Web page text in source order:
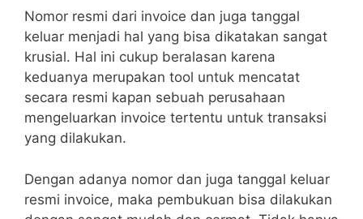
Nomor resmi dari invoice dan juga tanggal
keluar menjadi hal yang bisa dikatakan sangat
krusial. Hal ini cukup beralasan karena
keduanya merupakan tool untuk mencatat
secara resmi kapan sebuah perusahaan
mengeluarkan invoice tertentu untuk transaksi
yang dilakukan.
Dengan adanya nomor dan juga tanggal keluar
resmi invoice, maka pembukuan bisa dilakukan